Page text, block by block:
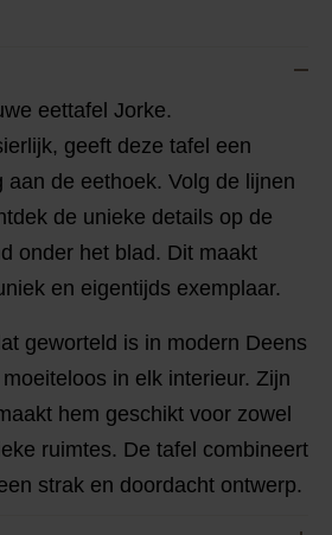
eettafel Jorke.
geeft deze tafel een
aan de eethoek. Volg de lijnen
de unieke details op de
onder het blad. Dit maakt
en eigentijds exemplaar.
geworteld is in modern Deens
in elk interieur. Zijn
hem geschikt voor zowel
ruimtes. De tafel combineert
strak en doordacht ontwerp.